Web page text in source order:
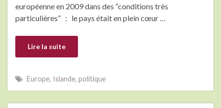
européenne en 2009 dans des “conditions très
particulières” : le pays était en plein cœur …
Lire la suite
Europe, Islande, politique